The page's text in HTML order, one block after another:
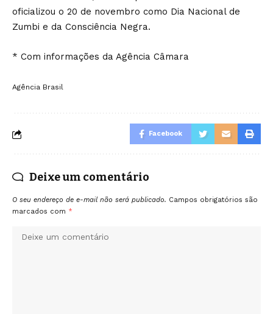
oficializou o 20 de novembro como Dia Nacional de
Zumbi e da Consciência Negra.
* Com informações da Agência Câmara
Agência Brasil
Facebook
Deixe um comentário
O seu endereço de e-mail não será publicado. Campos obrigatórios são
marcados com *